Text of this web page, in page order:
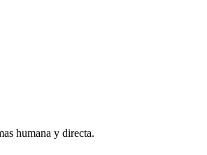
humana y directa.